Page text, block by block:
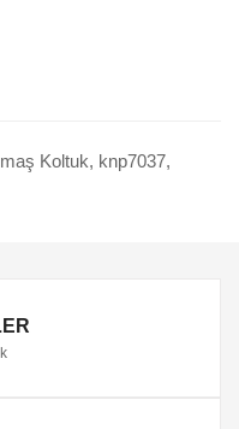
Koltuk, knp7037,